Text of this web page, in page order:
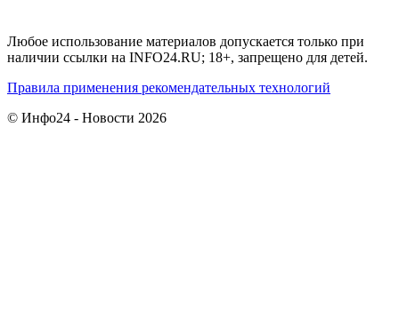
Любое использование материалов допускается только при
наличии ссылки на INFO24.RU; 18+, запрещено для детей.
Правила применения рекомендательных технологий
© Инфо24 - Новости 2026